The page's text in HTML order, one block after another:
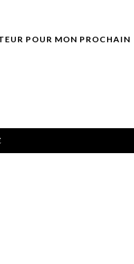
POUR MON PROCHAIN